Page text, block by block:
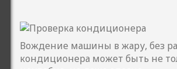
Вождение машины в жару, без
кондиционера может быть не